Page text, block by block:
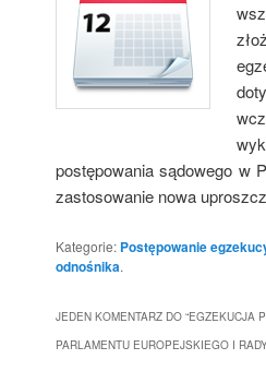
postępowania sądowego w
zastosowanie nowa
Kategorie: Postępowanie
odnośnika.
JEDEN KOMENTARZ DO “EGZEKUCJA
PARLAMENTU EUROPEJSKIEGO I